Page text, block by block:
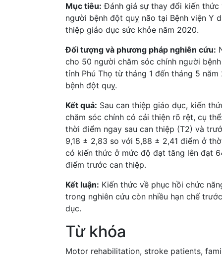
Mục tiêu: Đánh giá sự thay đổi kiến thức
người bệnh đột quỵ não tại Bệnh viện Y
thiệp giáo dục sức khỏe năm 2020.
Đối tượng và phương pháp nghiên cứu:
cho 50 người chăm sóc chính người
tỉnh Phú Thọ từ tháng 1 đến tháng 5
bệnh đột quỵ.
Kết quả: Sau can thiệp giáo dục, kiến
chăm sóc chính có cải thiện rõ rệt, cụ
thời điểm ngay sau can thiệp (T2) và
9,18 ± 2,83 so với 5,88 ± 2,41 điểm ở
có kiến thức ở mức độ đạt tăng lên đạt
điểm trước can thiệp.
Kết luận: Kiến thức về phục hồi chức
trong nghiên cứu còn nhiều hạn chế
dục.
Từ khóa
Motor rehabilitation, stroke patients,